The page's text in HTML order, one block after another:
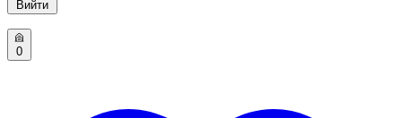
Вийти
0